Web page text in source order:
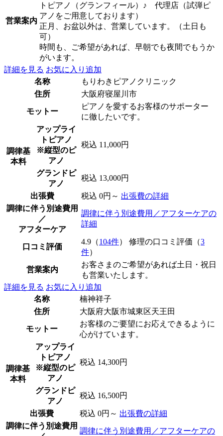
営業案内
トピアノ（グランフィール）♪ 代理店（試弾ピ
アノをご用意しております）
正月、お盆以外は、営業しています。（土日も
可）
時間も、ご希望があれば、早朝でも夜間でもうか
がいます。
詳細を見る お気に入り追加
名称
もりわきピアノクリニック
住所
大阪府寝屋川市
モットー
ピアノを愛するお客様のサポーター
に徹したいです。
調律基
本料
アップライ
トピアノ
※縦型のピ
アノ
税込 11,000円
グランドピ
アノ
税込 13,000円
出張費 税込 0円～ 出張費の詳細
調律に伴う別途費用
／
アフターケア
調律に伴う別途費用／アフターケアの
詳細
口コミ評価
4.9（104件） 修理の口コミ評価（3
件）
営業案内
お客さまのご希望があれば土日・祝日
も営業いたします。
詳細を見る お気に入り追加
名称
楠神祥子
住所
大阪府大阪市城東区天王田
モットー
お客様のご要望にお応えできるように
心がけています。
調律基
本料
アップライ
トピアノ
※縦型のピ
アノ
税込 14,300円
グランドピ
アノ
税込 16,500円
出張費 税込 0円～ 出張費の詳細
調律に伴う別途費用
調律に伴う別途費用／アフターケアの